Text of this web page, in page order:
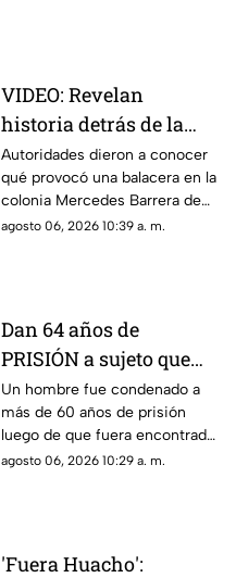
VIDEO: Revelan
historia detrás de la
b4l4cera en la
Mercedes de Mérida
Autoridades dieron a conocer
qué provocó una balacera en la
colonia Mercedes Barrera de
Mérida. Conoce los detalles.
agosto 06, 2026 10:39 a. m.
Dan 64 años de
PRISIÓN a sujeto que
4busó y m4tó a una
menor en Izamal
mientras su mamá no
estaba
Un hombre fue condenado a
más de 60 años de prisión
luego de que fuera encontrado
culpable del feminicidio y
agosto 06, 2026 10:29 a. m.
'Fuera Huacho':